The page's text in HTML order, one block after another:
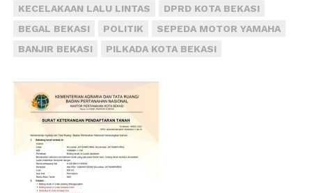
KECELAKAAN LALU LINTAS
DPRD KOTA BEKASI
BEGAL BEKASI
POLITIK
SEPEDA MOTOR YAMAHA
BANJIR BEKASI
PILKADA KOTA BEKASI